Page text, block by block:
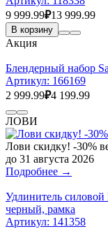
9 999.99₽13 999.99
В корзину
Акция
Блендерный набор
Артикул: 166169
2 999.99₽4 199.99
ЛОВИ
Лови скидку! -30%
до 31 августа 2026
Подробнее →
Удлинитель
черный, рамка
Артикул: 141358